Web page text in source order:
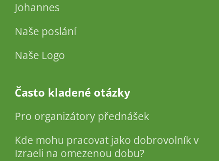
Johannes
Naše poslání
Naše Logo
Často kladené otázky
Pro organizátory přednášek
Kde mohu pracovat jako dobrovolník v
Izraeli na omezenou dobu?